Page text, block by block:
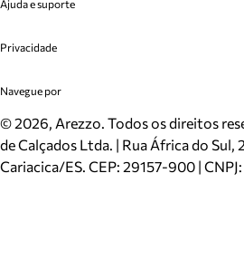
Venda Corporativa
Mapa do Site
Inverno
Mundo Arezzo
Plano de Negócio
Ajuda e suporte
Cadastro
Meus Pedidos
Trocas e Devoluções
Cartão Presente
Localizador de lojas
Privacidade
Politica e Privacidade
Navegue por
Sapatos
Bolsas
Scarpins
©2026, Arezzo. Todos os direitos
de Calçados Ltda. | Rua África do Sul,
Cariacica/ES. CEP: 29157-900 |